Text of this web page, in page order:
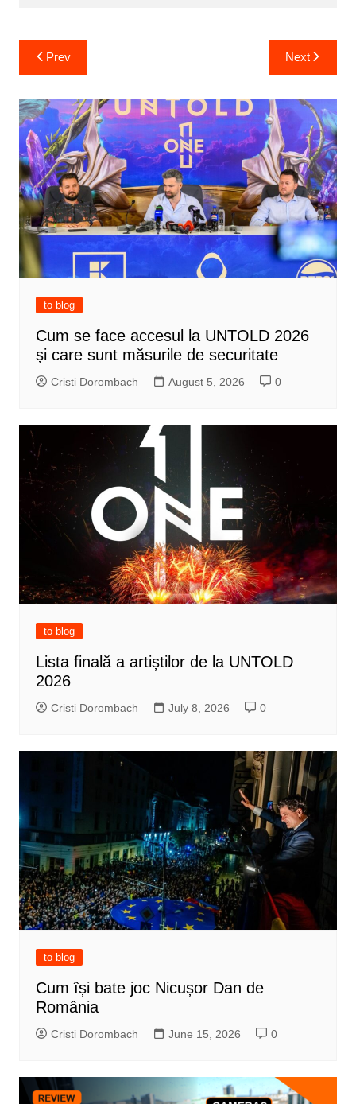
Post
navigation
Prev Next
to blog
Cum se face accesul la UNTOLD 2026
și care sunt măsurile de securitate
Cristi Dorombach August 5, 2026 0
to blog
Lista finală a artiștilor de la UNTOLD
2026
Cristi Dorombach July 8, 2026 0
to blog
Cum își bate joc Nicușor Dan de
România
Cristi Dorombach June 15, 2026 0